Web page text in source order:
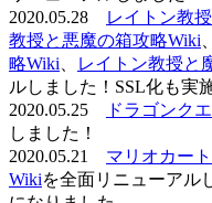
2020.05.28
レイトン教
教授と悪魔の箱攻略Wiki
略Wiki
レイトン教授と
ルしました！SSL化も実
2020.05.25
ドラゴンク
しました！
2020.05.21 マリオカー
Wikiを全面リニューアル